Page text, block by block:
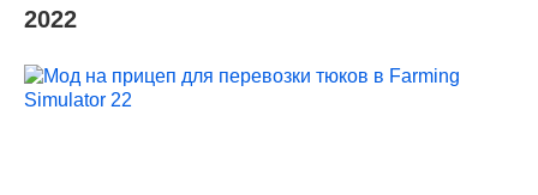
2022